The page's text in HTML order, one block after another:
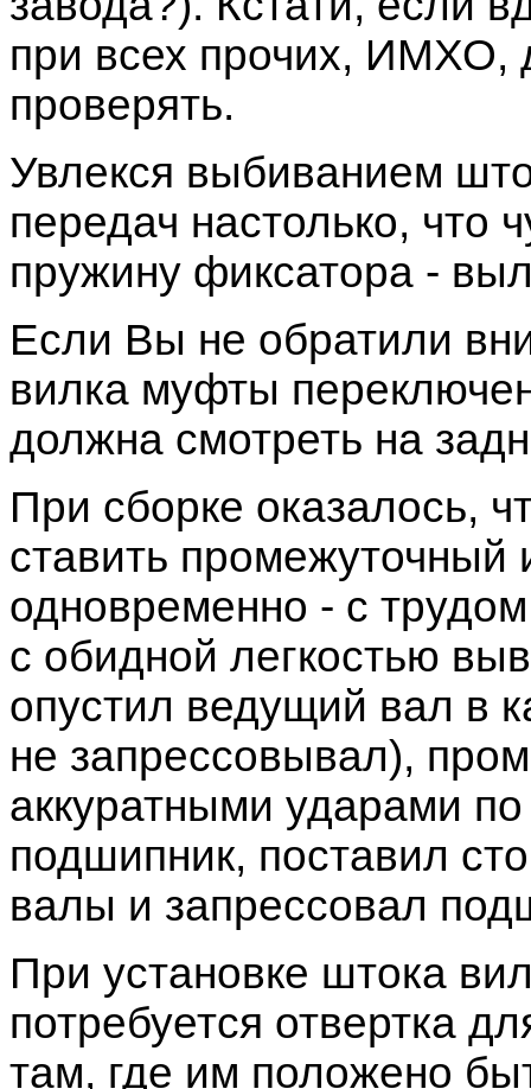
при всех прочих, ИМХО,
проверять.
Увлекся выбиванием
передач настолько, что
пружину фиксатора -
Если Вы не обратили
вилка муфты
должна смотреть на
При сборке оказалось,
ставить
одновременно - с
с обидной легкостью
опустил ведущий вал в
не запрессовывал),
аккуратными ударами
подшипник, поставил
валы и запрессовал
При установке штока
потребуется отвертка
там, где им положено